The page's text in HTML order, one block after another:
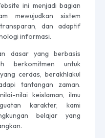
ini menjadi bagian
mewujudkan sistem
dan adaptif
informasi.
dasar yang berbasis
berkomitmen untuk
cerdas, berakhlakul
tantangan zaman.
nilai keislaman, ilmu
karakter, kami
belajar yang